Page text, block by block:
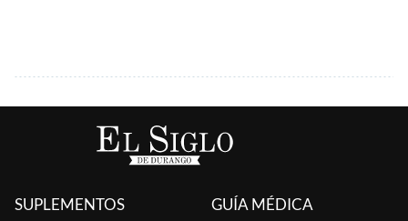
SUPLEMENTOS
GUÍA MÉDICA